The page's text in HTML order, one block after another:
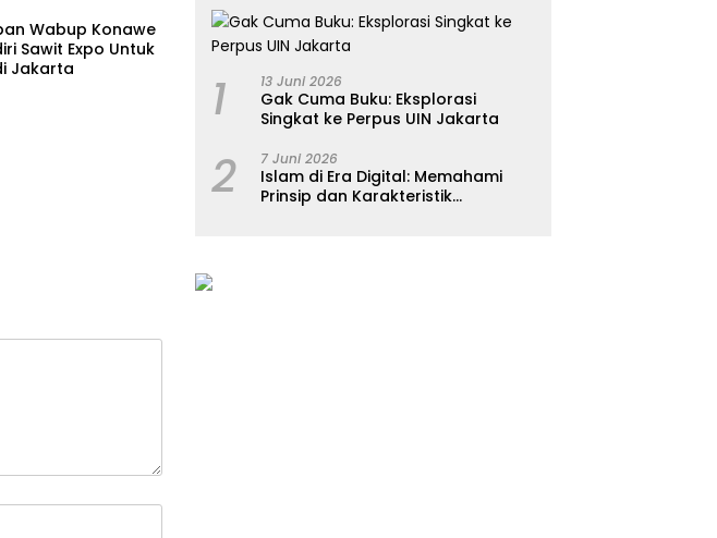
Wabup Konawe
Sawit Expo Untuk
Jakarta
1 13 Juni 2026
Gak Cuma Buku: Eksplorasi
Singkat ke Perpus UIN Jakarta
2 7 Juni 2026
Islam di Era Digital: Memahami
Prinsip dan Karakteristik